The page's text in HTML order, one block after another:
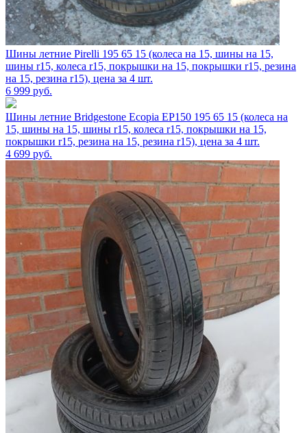
Шины летние Pirelli 195 65 15 (колеса на 15, шины на 15,
шины r15, колеса r15, покрышки на 15, покрышки r15, резина
на 15, резина r15), цена за 4 шт.
6 999 руб.
Шины летние Bridgestone Ecopia EP150 195 65 15 (колеса на
15, шины на 15, шины r15, колеса r15, покрышки на 15,
покрышки r15, резина на 15, резина r15), цена за 4 шт.
4 699 руб.